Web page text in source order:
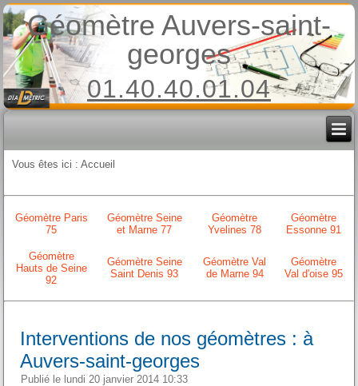
Géomètre Auvers-saint-
georges
01.40.40.01.04
Vous êtes ici :Accueil
Géomètre Paris
75
Géomètre Seine
et Marne 77
Géomètre
Yvelines 78
Géomètre
Essonne 91
Géomètre
Hauts de Seine
92
Géomètre Seine
Saint Denis 93
Géomètre Val
de Marne 94
Géomètre
Val d'oise 95
Interventions de nos géomètres : à
Auvers-saint-georges
Publié le lundi 20 janvier 2014 10:33